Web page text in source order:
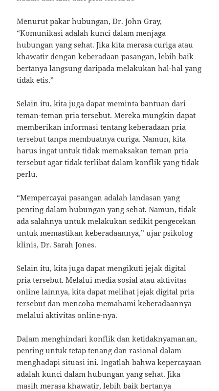
Menurut pakar hubungan, Dr. John Gray,
“Komunikasi adalah kunci dalam menjaga
hubungan yang sehat. Jika kita merasa curiga atau
khawatir dengan keberadaan pasangan, lebih baik
bertanya langsung daripada melakukan hal-hal yang
tidak etis.”
Selain itu, kita juga dapat meminta bantuan dari
teman-teman pria tersebut. Mereka mungkin dapat
memberikan informasi tentang keberadaan pria
tersebut tanpa membuatnya curiga. Namun, kita
harus ingat untuk tidak memaksakan teman pria
tersebut agar tidak terlibat dalam konflik yang tidak
perlu.
“Mempercayai pasangan adalah landasan yang
penting dalam hubungan yang sehat. Namun, tidak
ada salahnya untuk melakukan sedikit pengecekan
untuk memastikan keberadaannya,” ujar psikolog
klinis, Dr. Sarah Jones.
Selain itu, kita juga dapat mengikuti jejak digital
pria tersebut. Melalui media sosial atau aktivitas
online lainnya, kita dapat melihat jejak digital pria
tersebut dan mencoba memahami keberadaannya
melalui aktivitas online-nya.
Dalam menghindari konflik dan ketidaknyamanan,
penting untuk tetap tenang dan rasional dalam
menghadapi situasi ini. Ingatlah bahwa kepercayaan
adalah kunci dalam hubungan yang sehat. Jika
masih merasa khawatir, lebih baik bertanya